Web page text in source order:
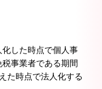
した時点で個人事
事業者である期間
た時点で法人化する